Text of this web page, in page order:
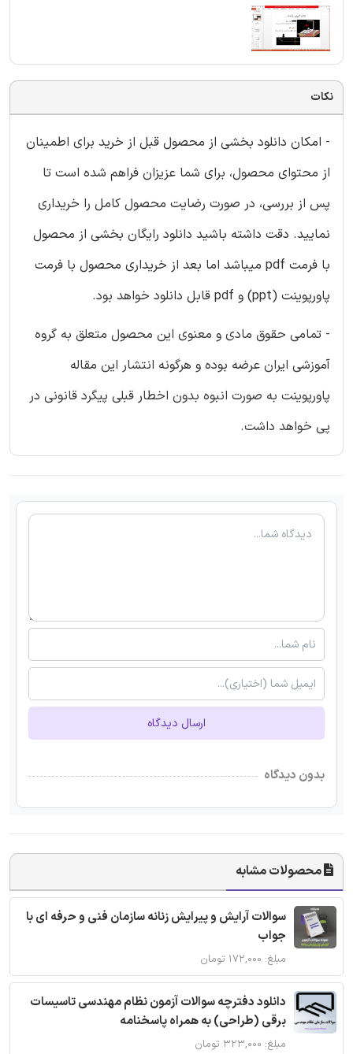
نکات
- امکان دانلود بخشی از محصول قبل از خرید برای اطمینان
از محتوای محصول، برای شما عزیزان فراهم شده است تا
پس از بررسی، در صورت رضایت محصول کامل را خریداری
نمایید. دقت داشته باشید دانلود رایگان بخشی از محصول
با فرمت pdf میباشد اما بعد از خریداری محصول با فرمت
پاورپوینت (ppt) و pdf قابل دانلود خواهد بود.
- تمامی حقوق مادی و معنوی این محصول متعلق به گروه
آموزشی ایران عرضه بوده و هرگونه انتشار این مقاله
پاورپوینت به صورت انبوه بدون اخطار قبلی پیگرد قانونی در
پی خواهد داشت.
ارسال دیدگاه
بدون دیدگاه
محصولات مشابه
سوالات آرایش و پیرایش زنانه سازمان فنی و حرفه ای با
جواب
مبلغ: ۱۷۲,۰۰۰ تومان
دانلود دفترچه سوالات آزمون نظام مهندسی تاسیسات
برقی (طراحی) به همراه پاسخنامه
مبلغ: ۳۲۳,۰۰۰ تومان